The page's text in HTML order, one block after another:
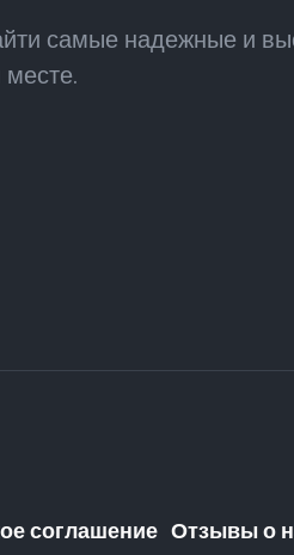
самые надежные и
соглашение Отзывы о